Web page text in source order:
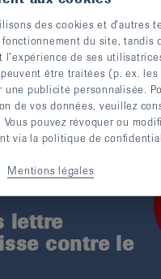
Elle offre aux
qualité de la
lettre
contre le
des cookies et d’autres
du site, tandis
l’expérience de ses
être traitées (p. ex. les
publicité personnalisée.
de vos données, veuillez
pouvez révoquer ou
via la politique de
Mentions légales